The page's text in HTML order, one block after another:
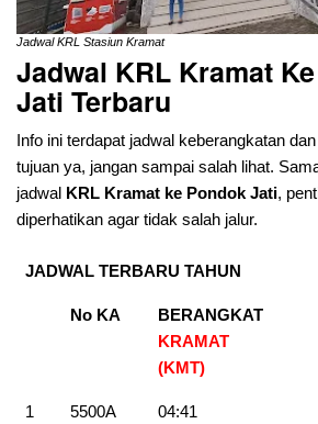
Jadwal KRL Stasiun Kramat
Jadwal KRL Kramat
Jati Terbaru
Info ini terdapat jadwal keberangkatan
tujuan ya, jangan sampai salah lihat.
jadwal KRL Kramat ke Pondok Jati,
diperhatikan agar tidak salah jalur.
JADWAL TERBARU TAHUN
No KA
BERANGKAT
KRAMAT
(KMT)
1 5500A 04:41